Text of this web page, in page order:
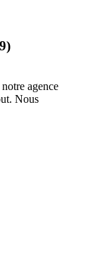
agence
Nous